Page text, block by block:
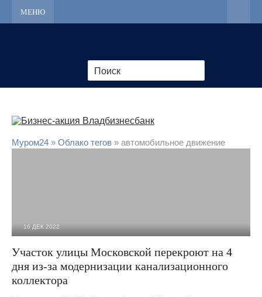
МЕНЮ
Муром24 » Облако тегов » автомобильное движение
16 ДЕК 2022
Участок улицы Московской перекроют на 4
дня из-за модернизации канализационного
коллектора